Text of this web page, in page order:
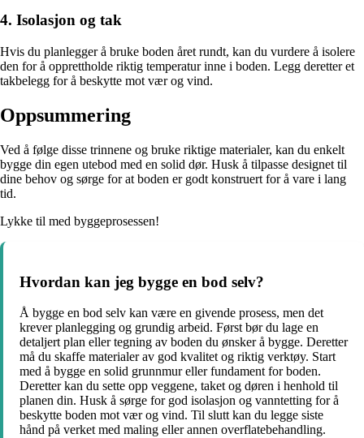
4. Isolasjon og tak
Hvis du planlegger å bruke boden året rundt, kan du vurdere å isolere
den for å opprettholde riktig temperatur inne i boden. Legg deretter et
takbelegg for å beskytte mot vær og vind.
Oppsummering
Ved å følge disse trinnene og bruke riktige materialer, kan du enkelt
bygge din egen utebod med en solid dør. Husk å tilpasse designet til
dine behov og sørge for at boden er godt konstruert for å vare i lang
tid.
Lykke til med byggeprosessen!
Hvordan kan jeg bygge en bod selv?
Å bygge en bod selv kan være en givende prosess, men det
krever planlegging og grundig arbeid. Først bør du lage en
detaljert plan eller tegning av boden du ønsker å bygge. Deretter
må du skaffe materialer av god kvalitet og riktig verktøy. Start
med å bygge en solid grunnmur eller fundament for boden.
Deretter kan du sette opp veggene, taket og døren i henhold til
planen din. Husk å sørge for god isolasjon og vanntetting for å
beskytte boden mot vær og vind. Til slutt kan du legge siste
hånd på verket med maling eller annen overflatebehandling.